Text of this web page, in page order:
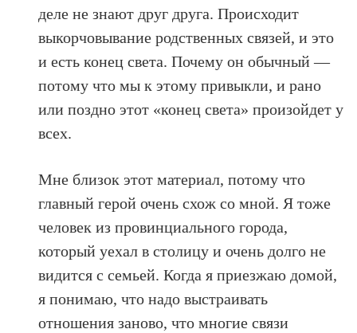
деле не знают друг друга. Происходит
выкорчовывание родственных связей, и это
и есть конец света. Почему он обычный —
потому что мы к этому привыкли, и рано
или поздно этот «конец света» произойдет у
всех.
Мне близок этот материал, потому что
главный герой очень схож со мной. Я тоже
человек из провинциального города,
который уехал в столицу и очень долго не
видится с семьей. Когда я приезжаю домой,
я понимаю, что надо выстраивать
отношения заново, что многие связи